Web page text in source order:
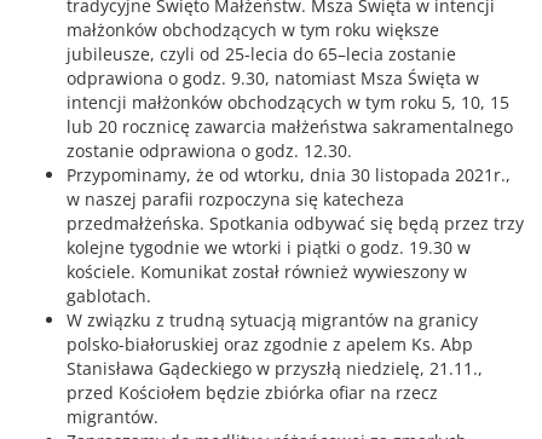
tradycyjne Święto Małżeństw. Msza Święta w intencji
małżonków obchodzących w tym roku większe
jubileusze, czyli od 25-lecia do 65–lecia zostanie
odprawiona o godz. 9.30, natomiast Msza Święta w
intencji małżonków obchodzących w tym roku 5, 10, 15
lub 20 rocznicę zawarcia małżeństwa sakramentalnego
zostanie odprawiona o godz. 12.30.
Przypominamy, że od wtorku, dnia 30 listopada 2021r.,
w naszej parafii rozpoczyna się katecheza
przedmałżeńska. Spotkania odbywać się będą przez trzy
kolejne tygodnie we wtorki i piątki o godz. 19.30 w
kościele. Komunikat został również wywieszony w
gablotach.
W związku z trudną sytuacją migrantów na granicy
polsko-białoruskiej oraz zgodnie z apelem Ks. Abp
Stanisława Gądeckiego w przyszłą niedzielę, 21.11.,
przed Kościołem będzie zbiórka ofiar na rzecz
migrantów.